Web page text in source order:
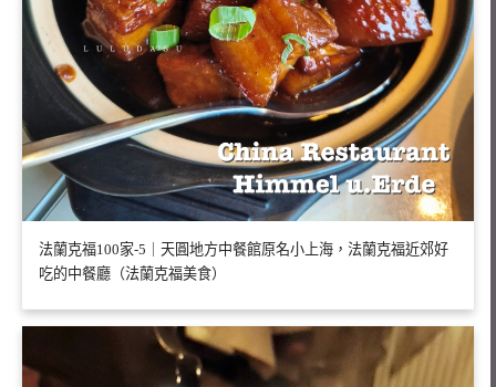
法蘭克福100家-5｜天圓地方中餐館原名小上海，法蘭克福近郊好
吃的中餐廳（法蘭克福美食）